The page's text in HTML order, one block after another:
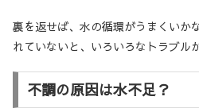
裏を返せば、水の循環がうまくいか
れていないと、いろいろなトラブル
不調の原因は水不足？